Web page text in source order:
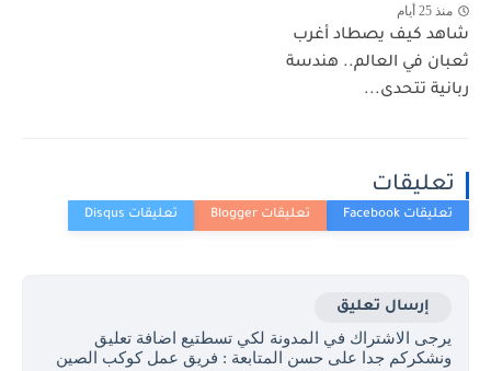
منذ 25 أيام
شاهد كيف يصطاد أغرب
ثعبان في العالم.. هندسة
ربانية تتحدى...
تعليقات
إرسال تعليق
يرجى الاشتراك في المدونة لكي تسطتيع اضافة تعليق
ونشكركم جدا على حسن المتابعة : فريق عمل كوكب الصين